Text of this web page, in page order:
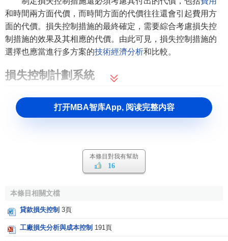
和時間兩方面代價，而時間方面的代價往往還會引起費用方
面的代價。損失控制措施的最終確定，需要綜合考慮損失控
制措施的效果及其相應的代價。由此可見，損失控制措施的
選擇也應當進行多方案的技術經濟分析和比較。
損失控制計劃系統
就施工階段而言，該計劃系統一般應由預防計劃（有文
獻稱為安全計劃）、災難計劃和
預防計劃的目的在於有針對性地預防損失的發生，其主
要作用是降低損失發生的概率，在許多情況下也能在一定程
的內容最廣泛，具體措施最多，包括組織措施、管理措施、
合同措施、技術措施。
組織措施的首要任務是明確各部門和人員在損失控制方
打开MBA智库App, 阅读完整内容
本條目對我有幫助
16
本條目相關文檔
貸款損失控制 3頁
工廠損失分析與成本控制 191頁